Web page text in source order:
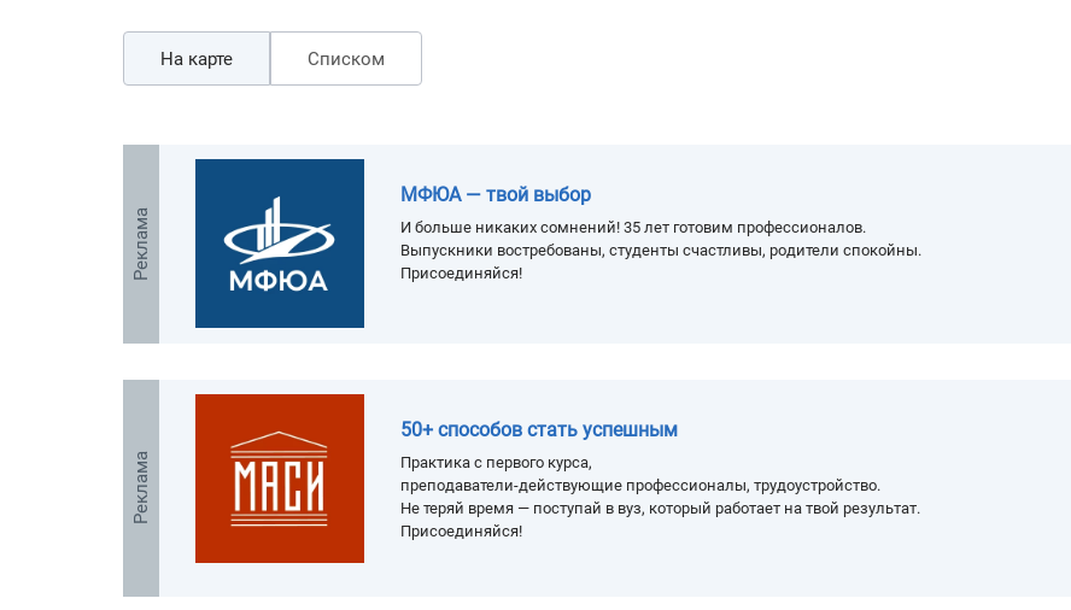
На карте Списком
Реклама
МФЮА — твой выбор
И больше никаких сомнений! 35 лет готовим профессионалов.
Выпускники востребованы, студенты счастливы, родители спокойны.
Присоединяйся!
Реклама
50+ способов стать успешным
Практика с первого курса,
преподаватели-действующие профессионалы, трудоустройство.
Не теряй время — поступай в вуз, который работает на твой результат.
Присоединяйся!